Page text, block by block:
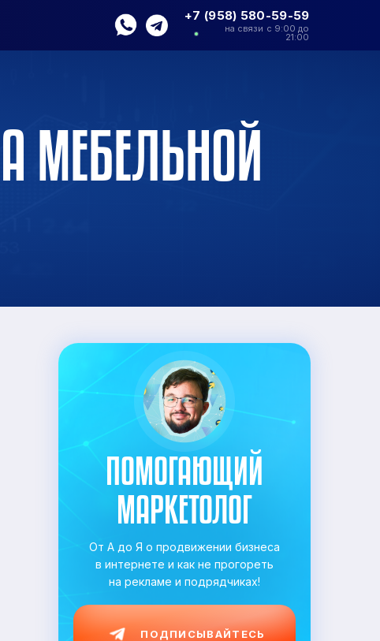
+7 (958) 580-59-59
на связи с 9:00 до
21:00
МЕБЕЛЬНОЙ
ПОМОГАЮЩИЙ
МАРКЕТОЛОГ
От А до Я о продвижении бизнеса
в интернете и как не прогореть
на рекламе и подрядчиках!
ПОДПИСЫВАЙТЕСЬ